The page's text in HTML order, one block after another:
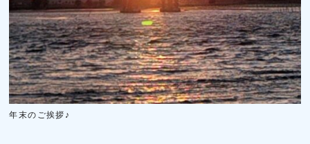
年末のご挨拶♪